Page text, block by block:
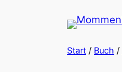
Start / Buch /